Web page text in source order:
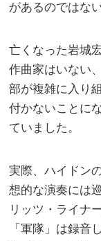
があるのではな
亡くなった岩城
作曲家はいない
部が複雑に入り
付かないことに
ていました。
実際、ハイドン
想的な演奏には
リッツ・ライナ
「軍隊」は録音